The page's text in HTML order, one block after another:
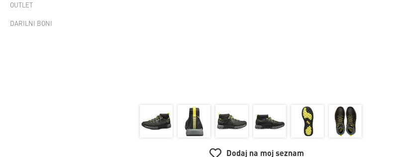
OUTLET
DARILNI BONI
Dodaj na moj seznam